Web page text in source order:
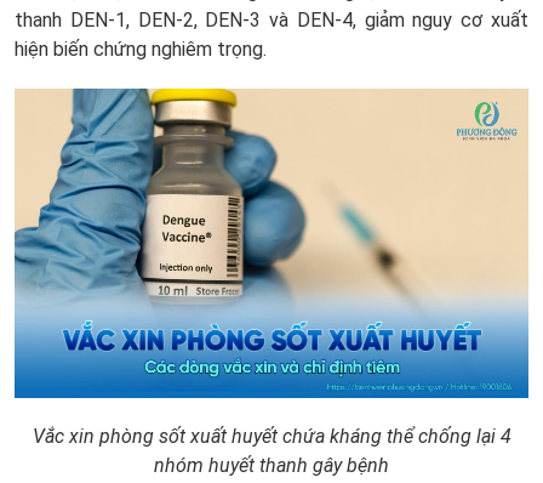
thanh DEN-1, DEN-2, DEN-3 và DEN-4, giảm nguy cơ xuất
hiện biến chứng nghiêm trọng.
Vắc xin phòng sốt xuất huyết chứa kháng thể chống lại 4
nhóm huyết thanh gây bệnh